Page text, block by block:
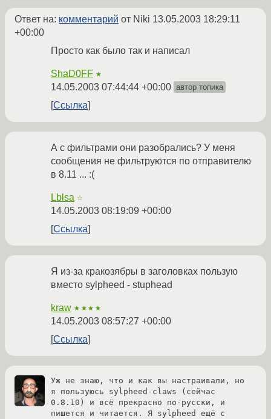
Ответ на: комментарий от Niki 13.05.2003 18:29:11
+00:00
Просто как было так и написал
ShaD0FF ★
14.05.2003 07:44:44 +00:00 автор топика
Ссылка
А с фильтрами они разобрались? У меня
сообщения не фильтруются по отправителю
в 8.11 ... :(
Lblsa ☆
14.05.2003 08:19:09 +00:00
Ссылка
Я из-за кракозябры в заголовках пользую
вместо sylpheed - stuphead
kraw ★★★★
14.05.2003 08:57:27 +00:00
Ссылка
Уж не знаю, что и как вы настраивали, но
я пользуюсь sylpheed-claws (сейчас
0.8.10) и всё прекрасно по-русски, и
пишется и читается. Я sylpheed ещё с